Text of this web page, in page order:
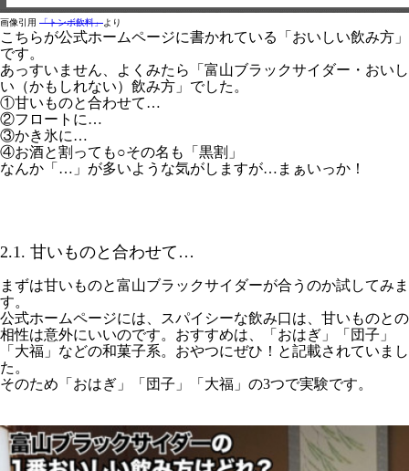
画像引用 「トンボ飲料」より
こちらが公式ホームページに書かれている「おいしい飲み方」
です。
あっすいません、よくみたら「富山ブラックサイダー・おいし
い（かもしれない）飲み方」でした。
①甘いものと合わせて…
②フロートに…
③かき氷に…
④お酒と割っても○その名も「黒割」
なんか「…」が多いような気がしますが…まぁいっか！
2.1. 甘いものと合わせて…
まずは甘いものと富山ブラックサイダーが合うのか試してみま
す。
公式ホームページには、スパイシーな飲み口は、甘いものとの
相性は意外にいいのです。おすすめは、「おはぎ」「団子」
「大福」などの和菓子系。おやつにぜひ！と記載されていまし
た。
そのため「おはぎ」「団子」「大福」の3つで実験です。